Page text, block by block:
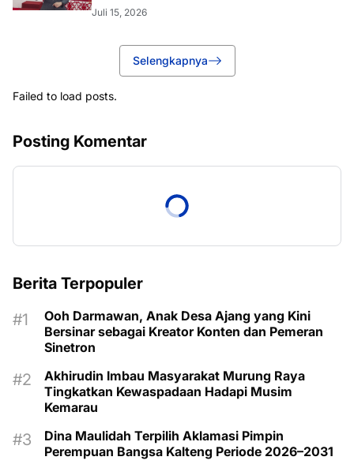
Juli 15, 2026
Selengkapnya
Failed to load posts.
Posting Komentar
Berita Terpopuler
Ooh Darmawan, Anak Desa Ajang yang Kini
Bersinar sebagai Kreator Konten dan Pemeran
Sinetron
Akhirudin Imbau Masyarakat Murung Raya
Tingkatkan Kewaspadaan Hadapi Musim
Kemarau
Dina Maulidah Terpilih Aklamasi Pimpin
Perempuan Bangsa Kalteng Periode 2026–2031